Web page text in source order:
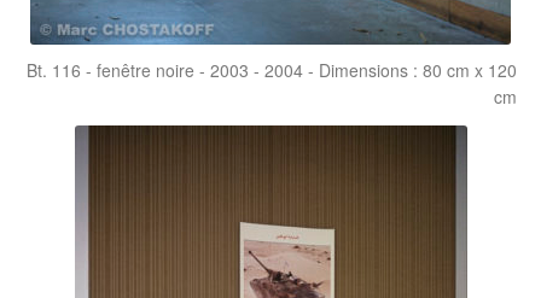
Bt. 116 - fenêtre noire - 2003 - 2004 - Dimensions : 80 cm x 120
cm